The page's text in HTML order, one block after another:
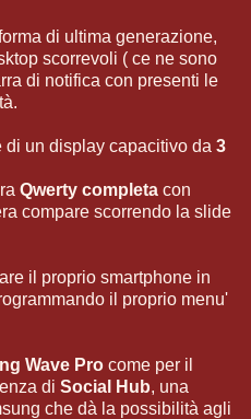
di ultima generazione,
scorrevoli ( ce ne sono
di notifica con presenti le
di un display capacitivo da 3
Qwerty completa con
compare scorrendo la slide
il proprio smartphone in
il proprio menu'
Wave Pro come per il
di Social Hub, una
che dà la possibilità agli